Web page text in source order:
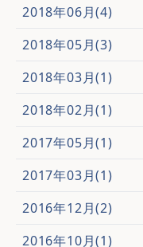
2018年06月(4)
2018年05月(3)
2018年03月(1)
2018年02月(1)
2017年05月(1)
2017年03月(1)
2016年12月(2)
2016年10月(1)